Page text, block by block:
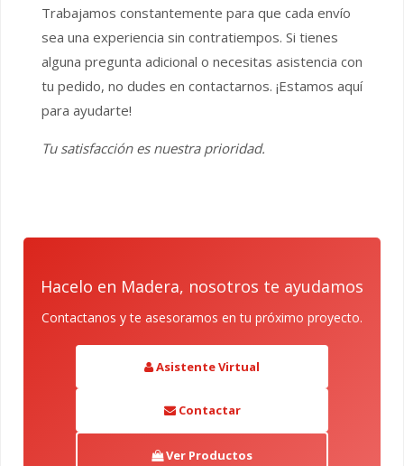
Trabajamos constantemente para que cada envío
sea una experiencia sin contratiempos. Si tienes
alguna pregunta adicional o necesitas asistencia con
tu pedido, no dudes en contactarnos. ¡Estamos aquí
para ayudarte!
Tu satisfacción es nuestra prioridad.
Hacelo en Madera, nosotros te ayudamos
Contactanos y te asesoramos en tu próximo proyecto.
Asistente Virtual
Contactar
Ver Productos